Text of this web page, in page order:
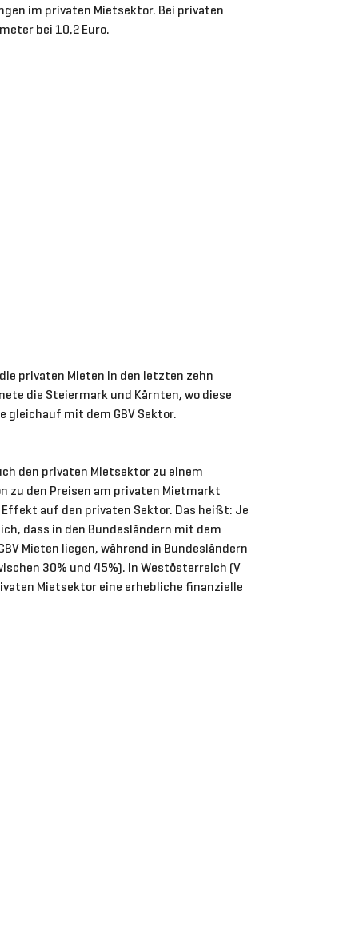
im privaten Mietsektor. Bei privaten
bei 10,2 Euro.
privaten Mieten in den letzten zehn
die Steiermark und Kärnten, wo diese
gleichauf mit dem GBV Sektor.
den privaten Mietsektor zu einem
zu den Preisen am privaten Mietmarkt
auf den privaten Sektor. Das heißt: Je
dass in den Bundesländern mit dem
Mieten liegen, während in Bundesländern
30% und 45%). In Westösterreich (V
Mietsektor eine erhebliche finanzielle